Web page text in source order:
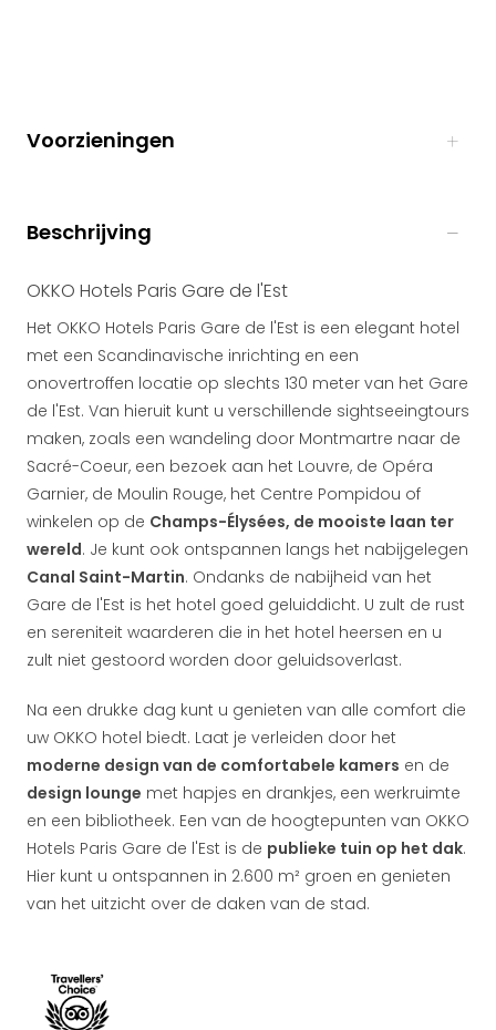
Voorzieningen
Beschrijving
OKKO Hotels Paris Gare de l'Est
Het OKKO Hotels Paris Gare de l'Est is een elegant hotel
met een Scandinavische inrichting en een
onovertroffen locatie op slechts 130 meter van het Gare
de l'Est. Van hieruit kunt u verschillende sightseeingtours
maken, zoals een wandeling door Montmartre naar de
Sacré-Coeur, een bezoek aan het Louvre, de Opéra
Garnier, de Moulin Rouge, het Centre Pompidou of
winkelen op de Champs-Élysées, de mooiste laan ter
wereld. Je kunt ook ontspannen langs het nabijgelegen
Canal Saint-Martin. Ondanks de nabijheid van het
Gare de l'Est is het hotel goed geluiddicht. U zult de rust
en sereniteit waarderen die in het hotel heersen en u
zult niet gestoord worden door geluidsoverlast.
Na een drukke dag kunt u genieten van alle comfort die
uw OKKO hotel biedt. Laat je verleiden door het
moderne design van de comfortabele kamers en de
design lounge met hapjes en drankjes, een werkruimte
en een bibliotheek. Een van de hoogtepunten van OKKO
Hotels Paris Gare de l'Est is de publieke tuin op het dak.
Hier kunt u ontspannen in 2.600 m² groen en genieten
van het uitzicht over de daken van de stad.